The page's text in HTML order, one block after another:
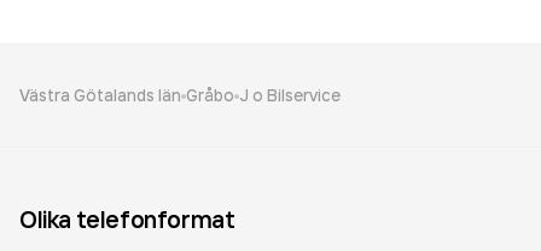
Västra Götalands län Gråbo J o Bilservice
Olika telefonformat